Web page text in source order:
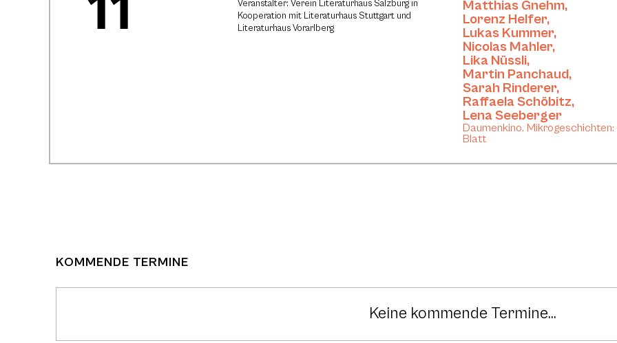
11
Veranstalter: Verein Literaturhaus Salzburg in
Kooperation mit Literaturhaus Stuttgart und
Literaturhaus Vorarlberg
Matthias Gnehm,
Lorenz Helfer,
Lukas Kummer,
Nicolas Mahler,
Lika Nüssli,
Martin Panchaud,
Sarah Rinderer,
Raffaela Schöbitz,
Lena Seeberger
Daumenkino.
Blatt
KOMMENDE TERMINE
Keine kommende Termine...